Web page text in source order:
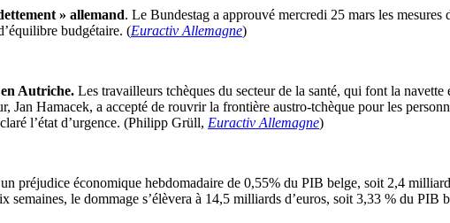
» allemand. Le Bundestag a approuvé mercredi 25 mars les mesures
budgétaire. (Euractiv Allemagne)
Autriche. Les travailleurs tchèques du secteur de la santé, qui font la
Jan Hamacek, a accepté de rouvrir la frontière austro-tchèque pour les
l’état d’urgence. (Philipp Grüll, Euractiv Allemagne)
préjudice économique hebdomadaire de 0,55% du PIB belge, soit 2,4
le dommage s’élèvera à 14,5 milliards d’euros, soit 3,33 % du